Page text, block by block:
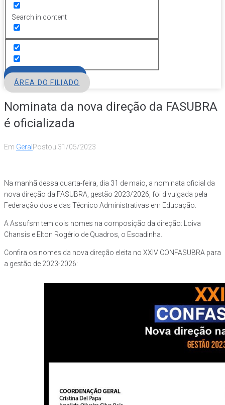
Search in content
ÁREA DO FILIADO
Nominata da nova direção da FASUBRA
é oficializada
Em Geral Postou 31/05/2023
Na manhã dessa quarta-feira, dia 31 de maio, a nominata oficial da
nova direção da FASUBRA, gestão 2023/2026, foi divulgada pela
Federação dos e das Técnico Administrativas em Educação.
A Assufsm tem dois nomes na composição da direção: Loiva
Chansis e Elton Rogério de Quadros, o Escadinha.
Confira os nomes da nova direção eleita no XXIV CONFASUBRA para
a gestão de 2023-2026: